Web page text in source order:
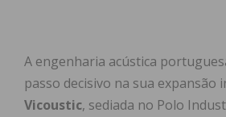
A engenharia acústica
passo decisivo na sua expansão
Vicoustic, sediada no Polo